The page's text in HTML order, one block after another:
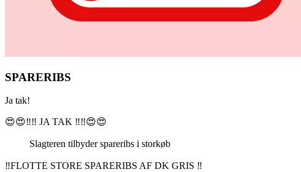
SPARERIBS
Ja tak!
😍😍‼️‼️ JA TAK ‼️‼️😍😍
Slagteren tilbyder spareribs i storkøb
‼️FLOTTE STORE SPARERIBS AF DK GRIS ‼️